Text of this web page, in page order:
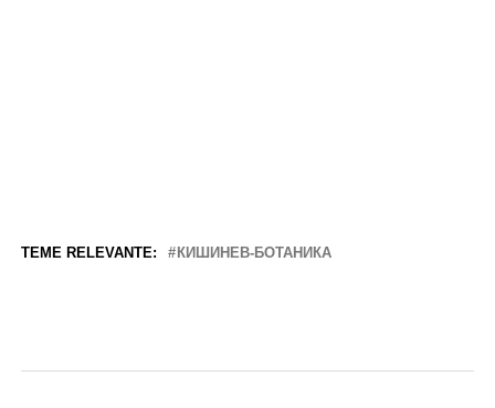
TEME RELEVANTE: КИШИНЕВ-БОТАНИКА